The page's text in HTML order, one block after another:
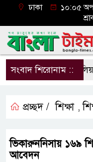
ঢাকা
১০:০৫
সংবাদ শিরোনাম ::
ইলিয়াস
প্রচ্ছদ / শিক্ষা ,
ভিকারুননিসায় ১৬৯
আবেদন